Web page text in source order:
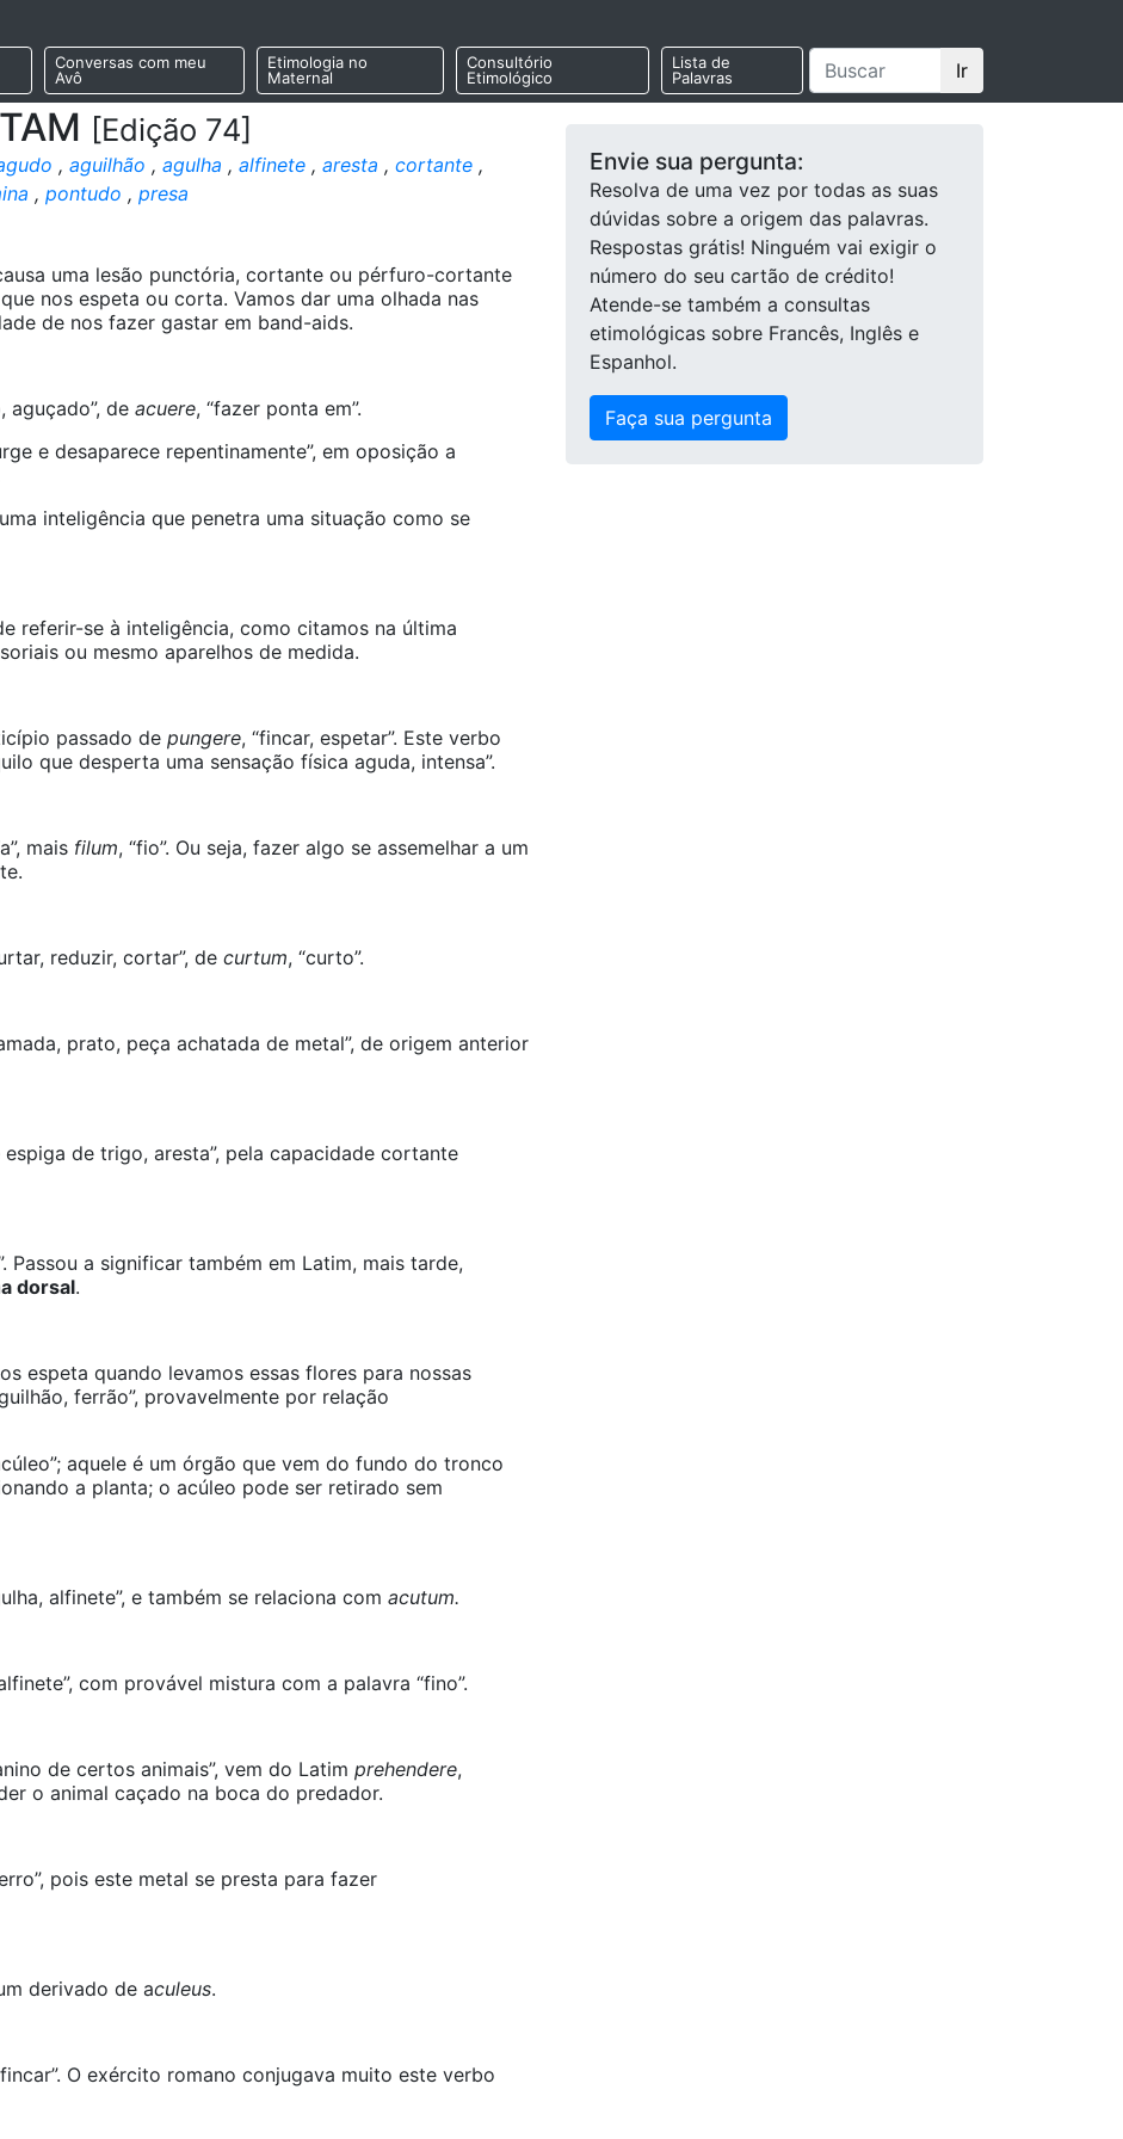
Conversas com meu
Avô
Etimologia no
Maternal
Consultório
Etimológico
Lista de
Palavras
Ir
[Edição 74]
, aguilhão , agulha , alfinete , aresta , cortante ,
, pontudo , presa
uma lesão punctória, cortante ou pérfuro-cortante
nos espeta ou corta. Vamos dar uma olhada nas
de nos fazer gastar em band-aids.
aguçado”, de acuere, “fazer ponta em”.
e desaparece repentinamente”, em oposição a
inteligência que penetra uma situação como se
referir-se à inteligência, como citamos na última
ou mesmo aparelhos de medida.
passado de pungere, “fincar, espetar”. Este verbo
que desperta uma sensação física aguda, intensa”.
mais filum, “fio”. Ou seja, fazer algo se assemelhar a um
reduzir, cortar”, de curtum, “curto”.
prato, peça achatada de metal”, de origem anterior
espiga de trigo, aresta”, pela capacidade cortante
Passou a significar também em Latim, mais tarde,
dorsal.
espeta quando levamos essas flores para nossas
ferrão”, provavelmente por relação
aquele é um órgão que vem do fundo do tronco
a planta; o acúleo pode ser retirado sem
alfinete”, e também se relaciona com acutum.
com provável mistura com a palavra “fino”.
de certos animais”, vem do Latim prehendere,
o animal caçado na boca do predador.
pois este metal se presta para fazer
derivado de aculeus.
fincar”. O exército romano conjugava muito este verbo
Envie sua pergunta:
Resolva de uma vez por todas as suas
dúvidas sobre a origem das palavras.
Respostas grátis! Ninguém vai exigir o
número do seu cartão de crédito!
Atende-se também a consultas
etimológicas sobre Francês, Inglês e
Espanhol.
Faça sua pergunta